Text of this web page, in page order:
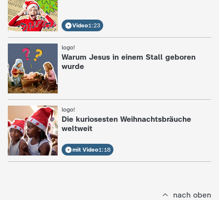
Video1:23
logo!
Warum Jesus in einem Stall geboren
wurde
logo!
Die kuriosesten Weihnachtsbräuche
weltweit
mit Video1:18
nach oben